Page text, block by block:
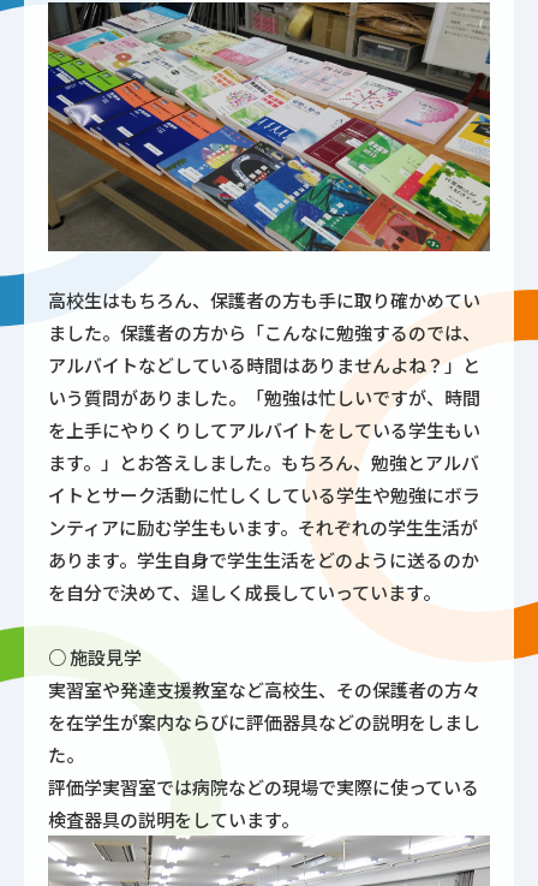
高校生はもちろん、保護者の方も手に取り確かめてい
ました。保護者の方から「こんなに勉強するのでは、
アルバイトなどしている時間はありませんよね？」と
いう質問がありました。「勉強は忙しいですが、時間
を上手にやりくりしてアルバイトをしている学生もい
ます。」とお答えしました。もちろん、勉強とアルバ
イトとサーク活動に忙しくしている学生や勉強にボラ
ンティアに励む学生もいます。それぞれの学生生活が
あります。学生自身で学生生活をどのように送るのか
を自分で決めて、逞しく成長していっています。
○ 施設見学
実習室や発達支援教室など高校生、その保護者の方々
を在学生が案内ならびに評価器具などの説明をしまし
た。
評価学実習室では病院などの現場で実際に使っている
検査器具の説明をしています。